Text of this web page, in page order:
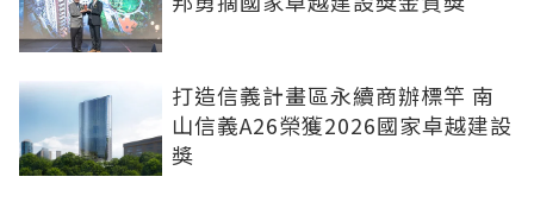
打造信義計畫區永續商辦標竿 南
山信義A26榮獲2026國家卓越建設
獎